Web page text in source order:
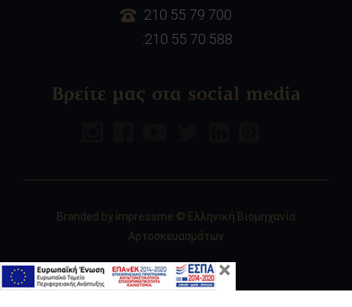
:210 55 79 700
:210 55 70 588
Βρείτε μας στα social media
Branded by impressme © Ελληνική Βιομηχανία
Αρτοσκευασμάτων
×